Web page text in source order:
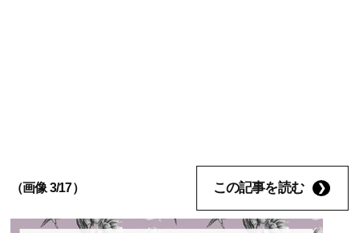
（画像 3/17） この記事を読む